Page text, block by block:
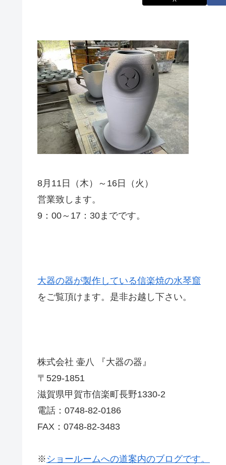
8月11日（木）～16日（火）
営業致します。
9：00～17：30までです。
大器の器が製作している信楽焼の水琴窟
をご覧頂けます。是非お越し下さい。
株式会社 壷八 『大器の器』
〒529-1851
滋賀県甲賀市信楽町長野1330-2
電話：0748-82-0186
FAX：0748-82-3483
※ ショールームへの道案内のブログです。